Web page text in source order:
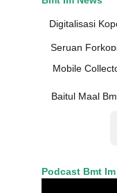
Podcast Bmt
Digitalisasi
Seruan
Mobile
Baitul Maal